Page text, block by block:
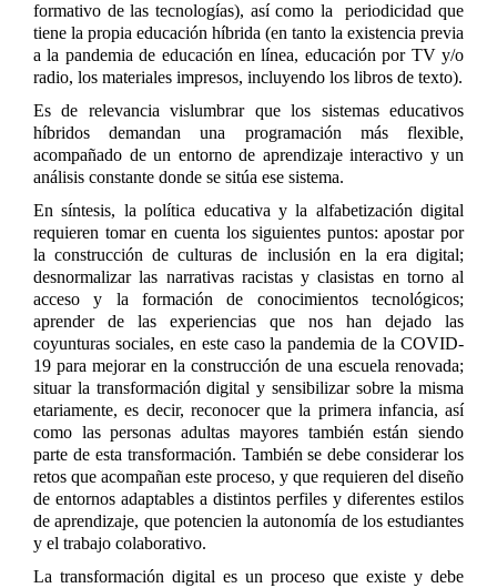
formativo de las tecnologías), así como la
periodicidad que
tiene la propia educación híbrida (en tanto la existencia previa
a la pandemia de educación en línea, educación por TV y/o
radio, los materiales impresos, incluyendo los libros de texto).
Es de relevancia vislumbrar que los sistemas educativos
híbridos demandan una programación más flexible,
acompañado de un entorno de aprendizaje interactivo y un
análisis constante donde se sitúa ese sistema.
En síntesis, la política educativa y la alfabetización digital
requieren tomar en cuenta los siguientes puntos: apostar por
la construcción de culturas de inclusión en la era digital;
desnormalizar las narrativas racistas y clasistas en torno al
acceso y la formación de conocimientos tecnológicos;
aprender de las experiencias que nos han dejado las
coyunturas sociales, en este caso la pandemia de la COVID-
19 para mejorar en la construcción de una escuela renovada;
situar la transformación digital y sensibilizar sobre la misma
etariamente, es decir, reconocer que la primera infancia, así
como las personas adultas mayores también están siendo
parte de esta transformación. También se debe considerar los
retos que acompañan este proceso, y que requieren del diseño
de entornos adaptables a distintos perfiles y diferentes estilos
de aprendizaje, que potencien la autonomía de los estudiantes
y el trabajo colaborativo.
La transformación digital es un proceso que existe y debe